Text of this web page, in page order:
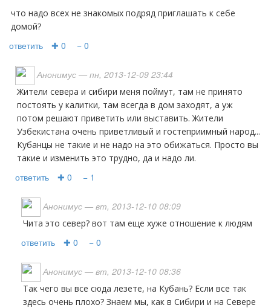
что надо всех не знакомых подряд приглашать к себе
домой?
ответить ✚ 0 − 0
Анонимус — пн, 2013-12-09 23:44
жители севера и сибири меня поймут, там не принято
постоять у калитки, там всегда в дом заходят, а уж
потом решают приветить или выставить. Жители
Узбекистана очень приветливый и гостеприимный народ...
Кубанцы не такие и не надо на это обижаться. Просто вы
такие и изменить это трудно, да и надо ли.
ответить ✚ 0 − 1
Анонимус — вт, 2013-12-10 08:09
Чита это север? вот там еще хуже отношение к людям
ответить ✚ 0 − 0
Анонимус — вт, 2013-12-10 08:36
Так чего вы все сюда лезете, на Кубань? Если все так
здесь очень плохо? Знаем мы, как в Сибири и на Севере